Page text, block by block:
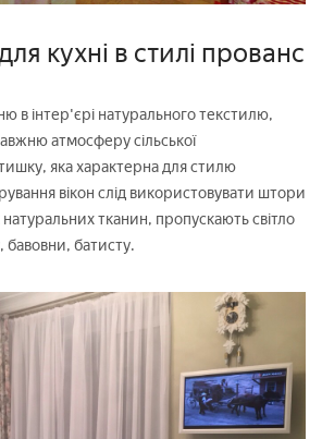
кухні в стилі прованс
в інтер'єрі натурального текстилю,
атмосферу сільської
яка характерна для стилю
вікон слід використовувати штори
тканин, пропускають світло
батисту.